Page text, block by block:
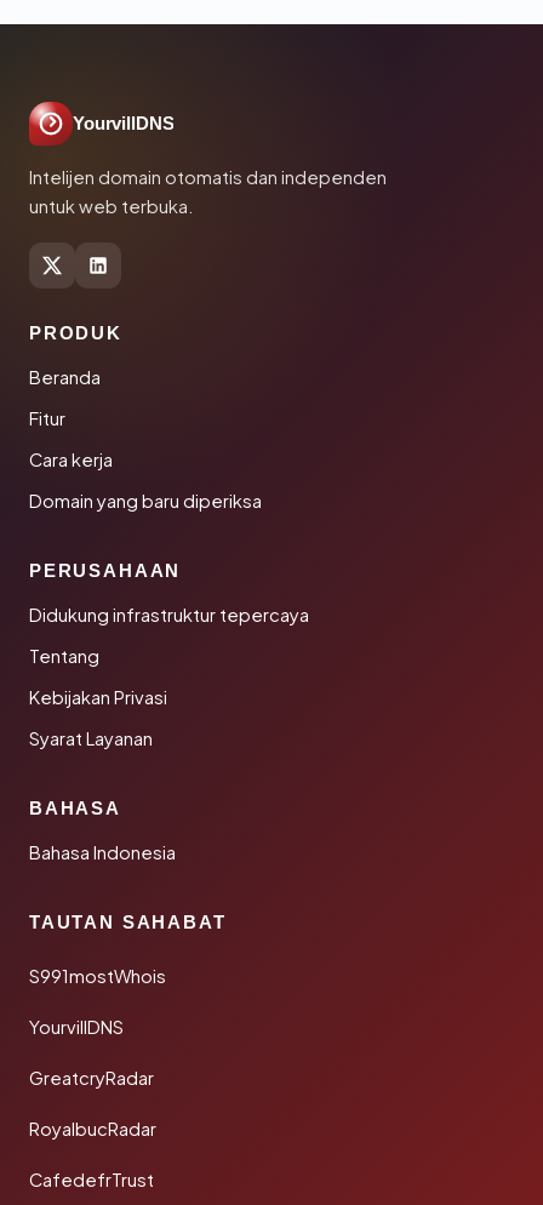
YourvillDNS
Intelijen domain otomatis dan independen
untuk web terbuka.
PRODUK
Beranda
Fitur
Cara kerja
Domain yang baru diperiksa
PERUSAHAAN
Didukung infrastruktur tepercaya
Tentang
Kebijakan Privasi
Syarat Layanan
BAHASA
Bahasa Indonesia
TAUTAN SAHABAT
S991mostWhois
YourvillDNS
GreatcryRadar
RoyalbucRadar
CafedefrTrust